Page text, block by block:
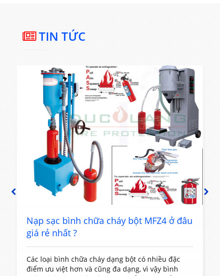
TIN TỨC
PREVIOUS
Nạp sạc bình chữa cháy bột MFZ4 ở đâu
giá rẻ nhất ?
Các loại bình chữa cháy dạng bột có nhiều đặc
điểm ưu việt hơn và cũng đa dạng, vì vậy bình
NEXT